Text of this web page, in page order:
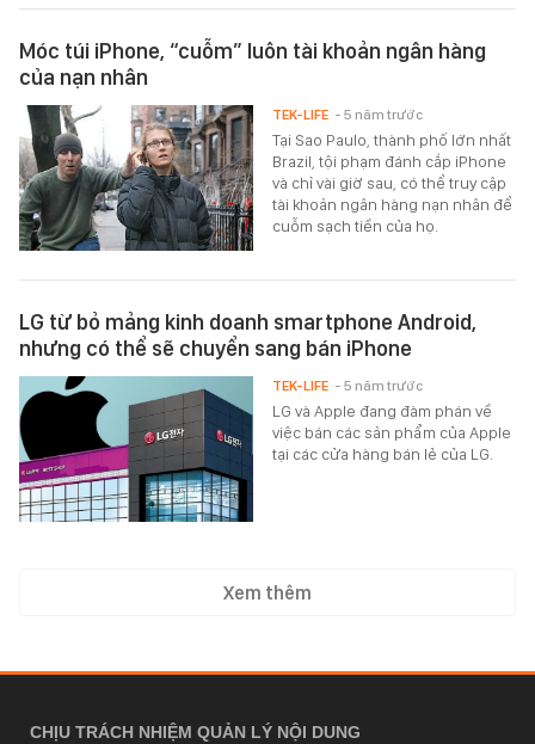
Móc túi iPhone, “cuỗm” luôn tài khoản ngân hàng
của nạn nhân
Tại Sao Paulo, thành phố lớn nhất
Brazil, tội phạm đánh cắp iPhone
và chỉ vài giờ sau, có thể truy cập
tài khoản ngân hàng nạn nhân để
cuỗm sạch tiền của họ.
TEK-LIFE - 5 năm trước
LG từ bỏ mảng kinh doanh smartphone Android,
nhưng có thể sẽ chuyển sang bán iPhone
LG và Apple đang đàm phán về
việc bán các sản phẩm của Apple
tại các cửa hàng bán lẻ của LG.
TEK-LIFE - 5 năm trước
Xem thêm
CHỊU TRÁCH NHIỆM QUẢN LÝ NỘI DUNG